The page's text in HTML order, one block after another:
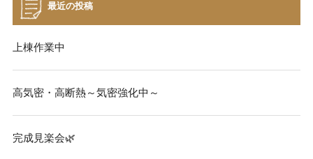
最近の投稿
上棟作業中
高気密・高断熱～気密強化中～
完成見楽会🌿